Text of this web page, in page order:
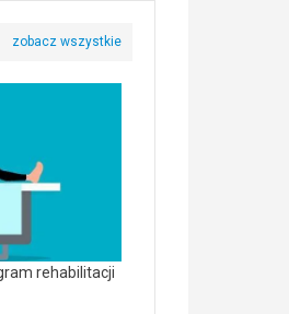
rehabilitacji